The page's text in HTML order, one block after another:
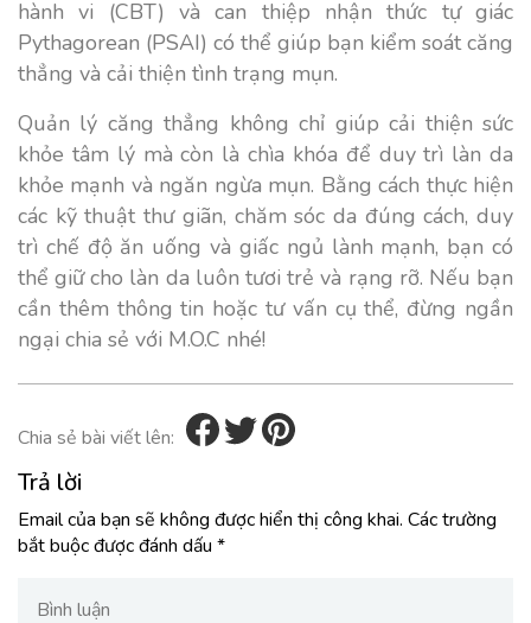
hành vi (CBT) và can thiệp nhận thức tự giác
Pythagorean (PSAI) có thể giúp bạn kiểm soát căng
thẳng và cải thiện tình trạng mụn.
Quản lý căng thẳng không chỉ giúp cải thiện sức
khỏe tâm lý mà còn là chìa khóa để duy trì làn da
khỏe mạnh và ngăn ngừa mụn. Bằng cách thực hiện
các kỹ thuật thư giãn, chăm sóc da đúng cách, duy
trì chế độ ăn uống và giấc ngủ lành mạnh, bạn có
thể giữ cho làn da luôn tươi trẻ và rạng rỡ. Nếu bạn
cần thêm thông tin hoặc tư vấn cụ thể, đừng ngần
ngại chia sẻ với M.O.C nhé!
Chia sẻ bài viết lên:
Trả lời
Email của bạn sẽ không được hiển thị công khai. Các trường
bắt buộc được đánh dấu *